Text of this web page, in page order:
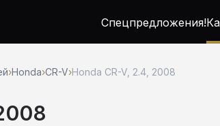
Спецпредложения!
›Honda›CR-V›Honda CR-V, 2.4, 2008